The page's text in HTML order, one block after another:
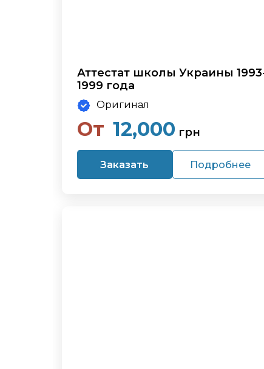
Аттестат школы Украины
1999 года
Оригинал
От 12,000 грн
Заказать Подробнее